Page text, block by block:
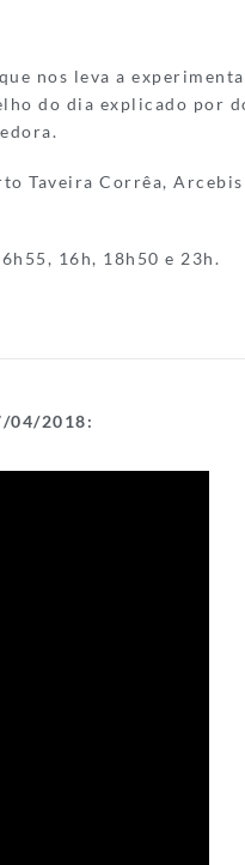
nos leva a
do dia explicado por
Taveira Corrêa,
16h, 18h50 e 23h.
04/2018: